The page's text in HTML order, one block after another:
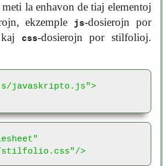
la enhavon de tiaj elementoj
ekzemple
js-dosierojn por
css-dosierojn por stilfolioj.
javaskripto.js">
>